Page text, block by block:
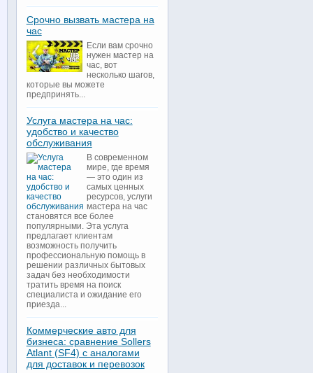
Срочно вызвать мастера на
час
Если вам срочно
нужен мастер на
час, вот
несколько шагов,
которые вы можете
предпринять...
Услуга мастера на час:
удобство и качество
обслуживания
В современном
мире, где время
— это один из
самых ценных
ресурсов, услуги
мастера на час
становятся все более
популярными. Эта услуга
предлагает клиентам
возможность получить
профессиональную помощь в
решении различных бытовых
задач без необходимости
тратить время на поиск
специалиста и ожидание его
приезда...
Коммерческие авто для
бизнеса: сравнение Sollers
Atlant (SF4) с аналогами
для доставок и перевозок